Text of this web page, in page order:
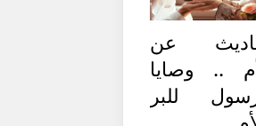
عن
.. وصايا
للبر